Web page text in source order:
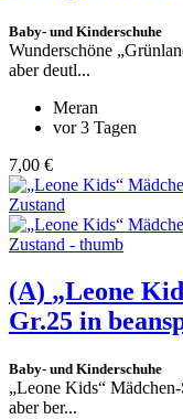
Baby- und Kinderschuhe
Wunderschöne
aber deutl...
Meran
vor 3 Tagen
7,00 €
(A) „Leone
Gr.25 in
Baby- und Kinderschuhe
„Leone Kids“
aber ber...